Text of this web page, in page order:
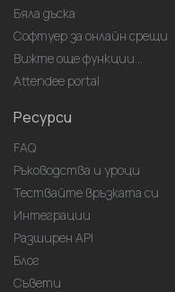
Бяла дъска
Софтуер за онлайн срещи
Вижте още функции...
Attendee portal
Ресурси
FAQ
Ръководства и уроци
Тествайте връзката си
Интеграции
Разширен API
Блог
Съвети